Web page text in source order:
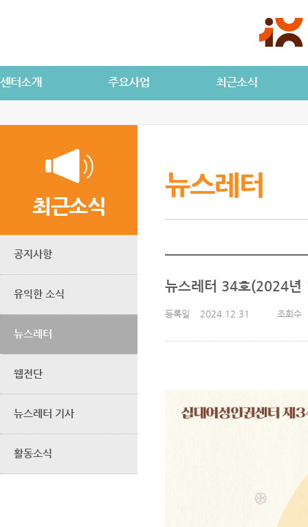
최근소식
공지사항
유익한 소식
뉴스레터
웹전단
뉴스레터 기사
활동소식
뉴스레터
뉴스레터 34호(2024년
등록일 2024.12.31 조회수